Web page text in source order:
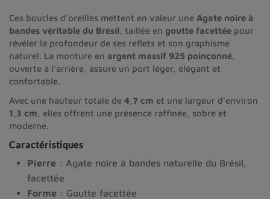
Ces boucles d’oreilles mettent en valeur une Agate noire à
bandes véritable du Brésil , taillée en goutte facettée pour
révéler la profondeur de ses reflets et son graphisme
naturel. La monture en argent massif 925 poinçonné
ouverte à l’arrière, assure un port léger, élégant et
confortable.
Avec une hauteur totale de 4,7 cm et une largeur d’environ
1,3 cm , elles offrent une présence raffinée, sobre et
moderne.
Caractéristiques
Pierre : Agate noire à bandes naturelle du Brésil,
facettée
Forme : Goutte facettée